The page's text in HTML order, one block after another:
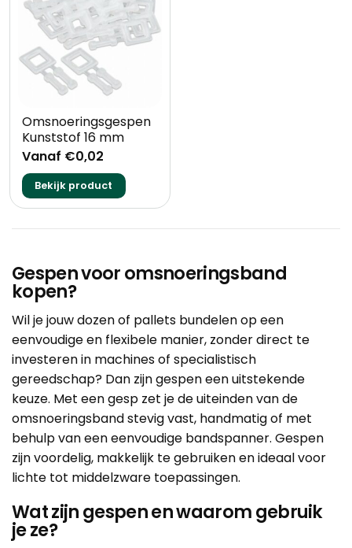
Omsnoeringsgespen
Kunststof 16 mm
Vanaf €0,02
Bekijk product
Gespen voor omsnoeringsband
kopen?
Wil je jouw dozen of pallets bundelen op een
eenvoudige en flexibele manier, zonder direct te
investeren in machines of specialistisch
gereedschap? Dan zijn gespen een uitstekende
keuze. Met een gesp zet je de uiteinden van de
omsnoeringsbandstevig vast, handmatig of met
behulp van een eenvoudige bandspanner. Gespen
zijn voordelig, makkelijk te gebruiken en ideaal voor
lichte tot middelzware toepassingen.
Wat zijn gespen en waarom gebruik
je ze?